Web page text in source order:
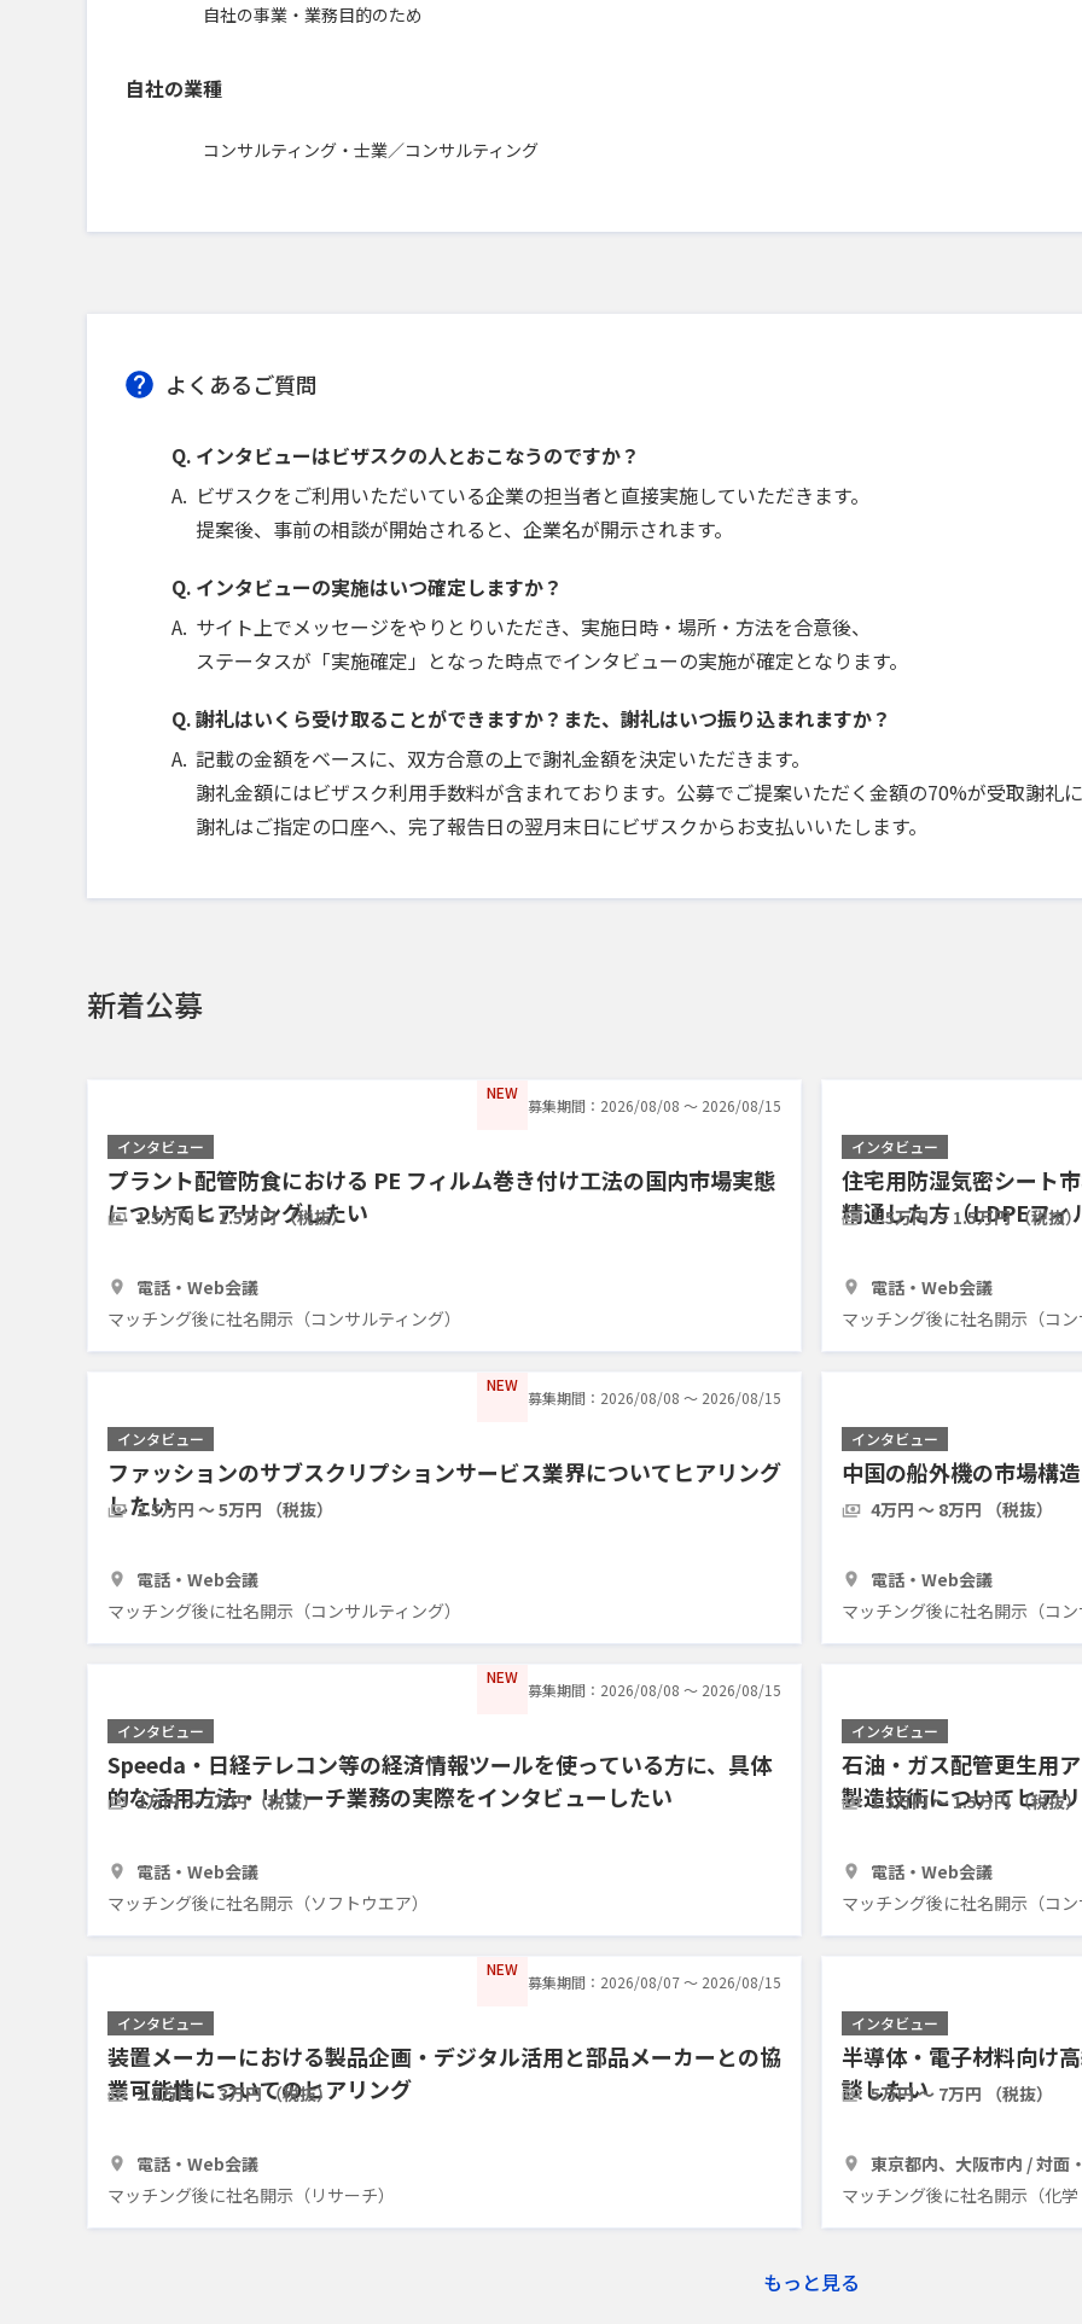
自社の事業・業務目的のため
自社の業種
コンサルティング・士業／コンサルティング
よくあるご質問
インタビューはビザスクの人とおこなうのですか？
ビザスクをご利用いただいている企業の担当者と直接実施していただきます。
提案後、事前の相談が開始されると、企業名が開示されます。
インタビューの実施はいつ確定しますか？
サイト上でメッセージをやりとりいただき、実施日時・場所・方法を合意後、
ステータスが「実施確定」となった時点でインタビューの実施が確定となります。
謝礼はいくら受け取ることができますか？また、謝礼はいつ振り込まれますか？
記載の金額をベースに、双方合意の上で謝礼金額を決定いただきます。
謝礼金額にはビザスク利用手数料が含まれております。公募でご提案いただく金額の70%が受取謝礼に
謝礼はご指定の口座へ、完了報告日の翌月末日にビザスクからお支払いいたします。
新着公募
NEW
募集期間：2026/08/08 〜 2026/08/15
インタビュー
プラント配管防食における PE フィルム巻き付け工法の国内市場実態
についてヒアリングしたい
1.5万円 〜 1.5万円 （税抜）
電話・Web会議
マッチング後に社名開示（コンサルティング）
インタビュー
住宅用防湿気密シート
精通した方（LDPEフ
1.5万円 〜 1.5万円 （税抜）
電話・Web会議
マッチング後に社名開示（コン
NEW
募集期間：2026/08/08 〜 2026/08/15
インタビュー
ファッションのサブスクリプションサービス業界についてヒアリング
したい
2.5万円 〜 5万円 （税抜）
電話・Web会議
マッチング後に社名開示（コンサルティング）
インタビュー
中国の船外機の市場構
4万円 〜 8万円 （税抜）
電話・Web会議
マッチング後に社名開示（コン
NEW
募集期間：2026/08/08 〜 2026/08/15
インタビュー
Speeda・日経テレコン等の経済情報ツールを使っている方に、具体
的な活用方法・リサーチ業務の実際をインタビューしたい
2万円 〜 2万円 （税抜）
電話・Web会議
マッチング後に社名開示（ソフトウエア）
インタビュー
石油・ガス配管更生用
製造技術についてヒア
1.5万円 〜 1.5万円 （税抜）
電話・Web会議
マッチング後に社名開示（コン
NEW
募集期間：2026/08/07 〜 2026/08/15
インタビュー
装置メーカーにおける製品企画・デジタル活用と部品メーカーとの協
業可能性についてのヒアリング
2.5万円 〜 3万円 （税抜）
電話・Web会議
マッチング後に社名開示（リサーチ）
インタビュー
半導体・電子材料向け
談したい
5万円 〜 7万円 （税抜）
東京都内、大阪市内 / 対面
マッチング後に社名開示（化学
もっと見る